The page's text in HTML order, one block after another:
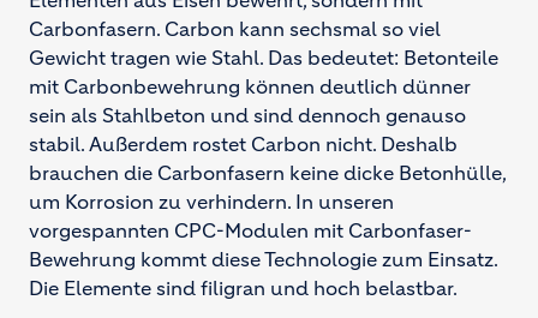
Carbonfasern. Carbon kann sechsmal so viel
Gewicht tragen wie Stahl. Das bedeutet: Betonteile
mit Carbonbewehrung können deutlich dünner
sein als Stahlbeton und sind dennoch genauso
stabil. Außerdem rostet Carbon nicht. Deshalb
brauchen die Carbonfasern keine dicke Betonhülle,
um Korrosion zu verhindern. In unseren
vorgespannten CPC-Modulen mit Carbonfaser-
Bewehrung kommt diese Technologie zum Einsatz.
Die Elemente sind filigran und hoch belastbar.